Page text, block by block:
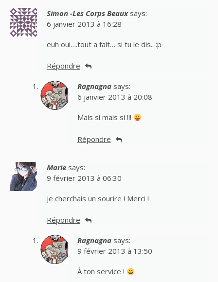
Simon -Les Corps Beaux says:
6 janvier 2013 à 16:28
euh oui….tout a fait… si tu le dis.. :p
Répondre
Ragnagna says:
6 janvier 2013 à 20:08
Mais si mais si !!!
Répondre
Marie says:
9 février 2013 à 06:30
je cherchais un sourire ! Merci !
Répondre
Ragnagna says:
9 février 2013 à 13:50
À ton service !